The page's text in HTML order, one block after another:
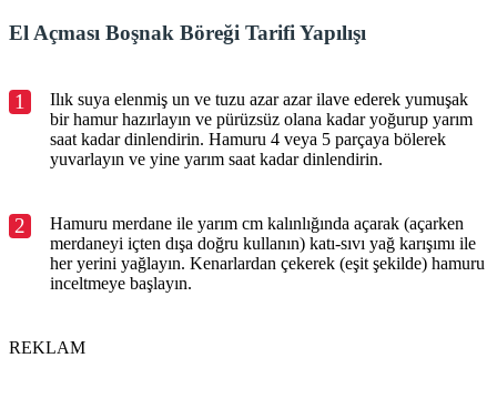
El Açması Boşnak Böreği Tarifi Yapılışı
1
Ilık suya elenmiş un ve tuzu azar azar ilave ederek yumuşak
bir hamur hazırlayın ve pürüzsüz olana kadar yoğurup yarım
saat kadar dinlendirin. Hamuru 4 veya 5 parçaya bölerek
yuvarlayın ve yine yarım saat kadar dinlendirin.
2
Hamuru merdane ile yarım cm kalınlığında açarak (açarken
merdaneyi içten dışa doğru kullanın) katı-sıvı yağ karışımı ile
her yerini yağlayın. Kenarlardan çekerek (eşit şekilde) hamuru
inceltmeye başlayın.
REKLAM